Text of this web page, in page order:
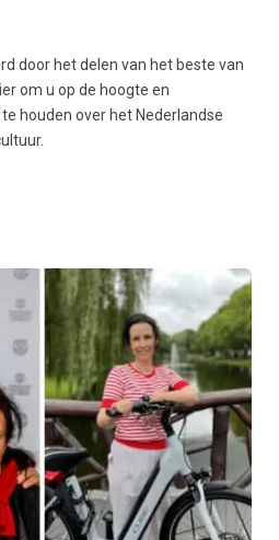
door het delen van het beste van
om u op de hoogte en
houden over het Nederlandse